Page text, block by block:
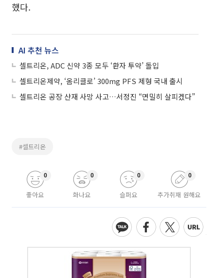
했다.
AI 추천 뉴스
셀트리온, ADC 신약 3종 모두 ‘환자 투약’ 돌입
셀트리온제약, ‘옴리클로’ 300mg PFS 제형 국내 출시
셀트리온 공장 산재 사망 사고…서정진 “면밀히 살피겠다”
#셀트리온
좋아요
0
화나요
0
슬퍼요
0
추가취재 원해요
0